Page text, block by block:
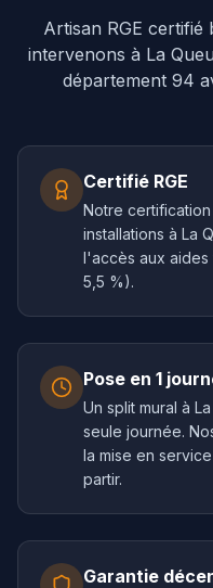
Artisan RGE certifié
intervenons à La
département 94
Certifié RGE
Notre certification
installations à La
l'accès aux aides
5,5 %).
Pose en 1
Un split mural à
seule journée.
la mise en
partir.
Garantie